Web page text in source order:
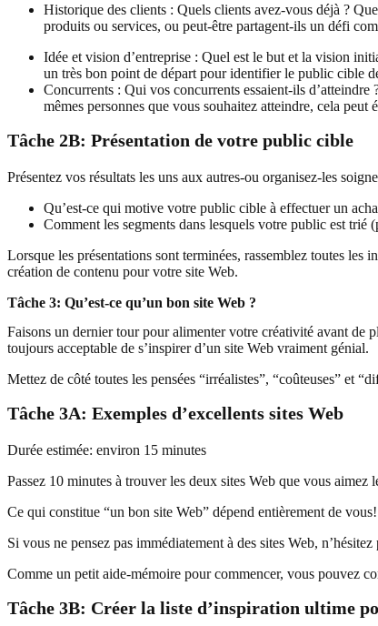
Historique des clients : Quels clients avez-vous déjà ?
produits ou services, ou peut-être partagent-ils un défi
Idée et vision d’entreprise : Quel est le but et la vision
un très bon point de départ pour identifier le public cible
Concurrents : Qui vos concurrents essaient-ils
mêmes personnes que vous souhaitez atteindre, cela
Tâche 2B: Présentation de votre public cible
Présentez vos résultats les uns aux autres-ou organisez-les
Qu’est-ce qui motive votre public cible à effectuer un
Comment les segments dans lesquels votre public est trié
Lorsque les présentations sont terminées, rassemblez toutes
création de contenu pour votre site Web.
Tâche 3: Qu’est-ce qu’un bon site Web ?
Faisons un dernier tour pour alimenter votre créativité avant de
toujours acceptable de s’inspirer d’un site Web vraiment génial.
Mettez de côté toutes les pensées “irréalistes”, “coûteuses” et
Tâche 3A: Exemples d’excellents sites Web
Durée estimée: environ 15 minutes
Passez 10 minutes à trouver les deux sites Web que vous aimez
Ce qui constitue “un bon site Web” dépend entièrement de
Si vous ne pensez pas immédiatement à des sites Web,
Comme un petit aide-mémoire pour commencer, vous pouvez
Tâche 3B: Créer la liste d’inspiration ultime